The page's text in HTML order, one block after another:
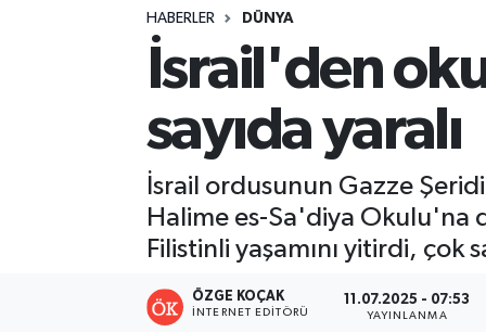
HABERLER DÜNYA
İsrail'den
sayıda yaralı
İsrail ordusunun Gazze
Halime es-Sa'diya Okulu'na
Filistinli yaşamını yitirdi, çok
ÖZGE KOÇAK
İNTERNET EDITÖRÜ
11.07.2025 - 07:53
YAYINLANMA
Kültür - Sanat
Lider Haber TV Canlı Yayın izle